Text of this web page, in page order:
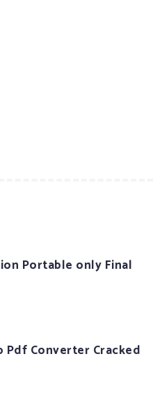
Portable only Final
Converter Cracked